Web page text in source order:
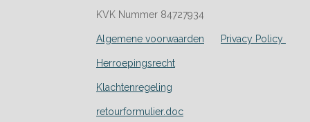
KVK Nummer 84727934
Algemene voorwaarden Privacy Policy
Herroepingsrecht
Klachtenregeling
retourformulier.doc